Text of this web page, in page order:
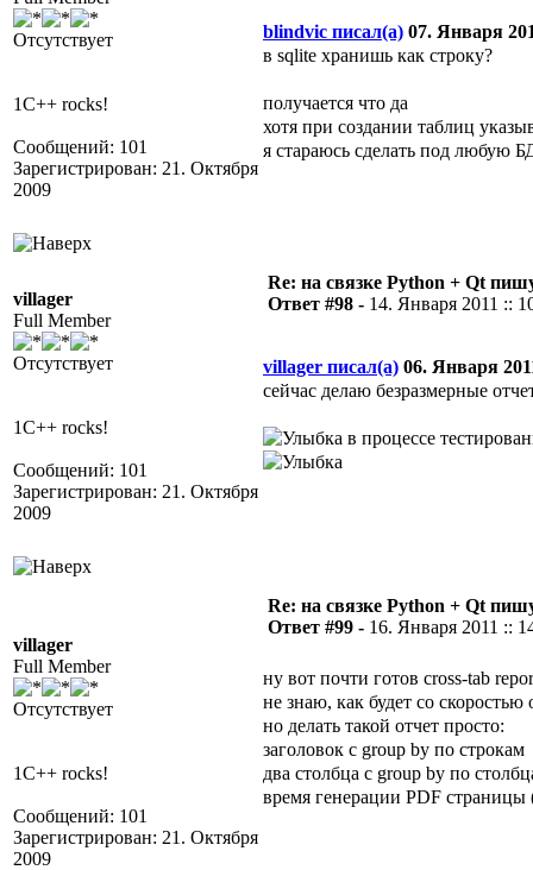
Отсутствует
1C++ rocks!
Сообщений: 101
Зарегистрирован: 21. Октября
2009
blindvic писал(а) 07. Января
в sqlite хранишь как строку?
получается что да
хотя при создании таблиц
я стараюсь сделать под любую
villager
Full Member
Отсутствует
1C++ rocks!
Сообщений: 101
Зарегистрирован: 21. Октября
2009
Re: на связке Python + Qt
Ответ #98 - 14. Января 2011 ::
villager писал(а) 06. Января
сейчас делаю безразмерные
в процессе
villager
Full Member
Отсутствует
1C++ rocks!
Сообщений: 101
Зарегистрирован: 21. Октября
2009
Re: на связке Python + Qt
Ответ #99 - 16. Января 2011 ::
ну вот почти готов cross-tab
не знаю, как будет со
но делать такой отчет просто:
заголовок с group by по строкам
два столбца с group by по
время генерации PDF